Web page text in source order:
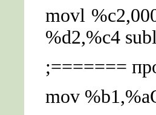
movl
%d2,%c4
;=======
mov